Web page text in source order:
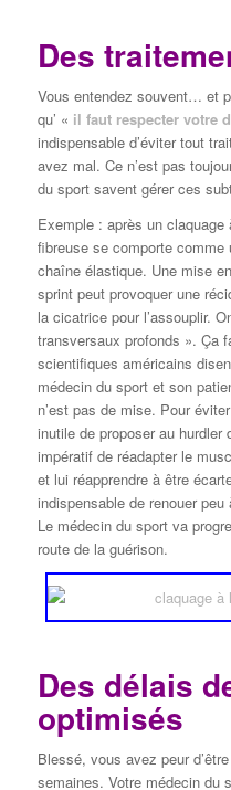
Des
Vous entendez souvent… et
qu’ « il faut respecter votre
indispensable d’éviter tout
avez mal. Ce n’est pas
du sport savent gérer ces
Exemple : après un
fibreuse se comporte
chaîne élastique. Une mise
sprint peut provoquer une
la cicatrice pour l’assouplir.
transversaux profonds ». Ça
scientifiques américains
médecin du sport et son
n’est pas de mise. Pour
inutile de proposer au
impératif de réadapter le
et lui réapprendre à être
indispensable de renouer
Le médecin du sport va
route de la guérison.
Des délais
optimisés
Blessé, vous avez peur
semaines. Votre médecin du